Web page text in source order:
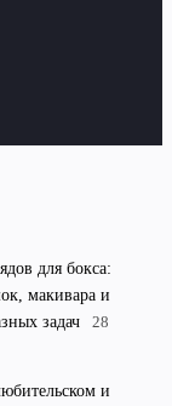
для бокса:
макивара и
задач
28
и